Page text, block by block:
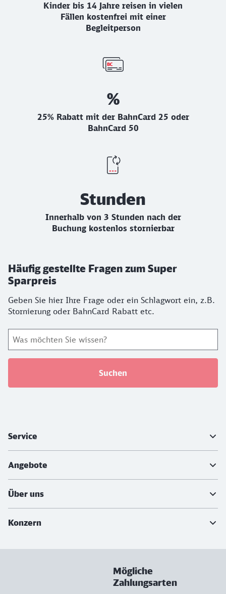
Kinder bis 14 Jahre reisen in vielen
Fällen kostenfrei mit einer
Begleitperson
%
25% Rabatt mit der BahnCard 25 oder
BahnCard 50
Stunden
Innerhalb von 3 Stunden nach der
Buchung kostenlos stornierbar
Häufig gestellte Fragen zum Super
Sparpreis
Geben Sie hier Ihre Frage oder ein Schlagwort ein, z.B.
Stornierung oder BahnCard Rabatt etc.
Suchen
Service
Angebote
Über uns
Konzern
Mögliche
Zahlungsarten